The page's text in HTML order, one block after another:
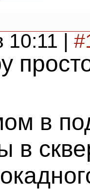
10:11 |
в
в